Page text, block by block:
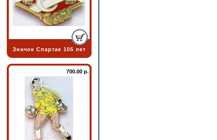
Значок Спартак 105 лет
700.00 р.